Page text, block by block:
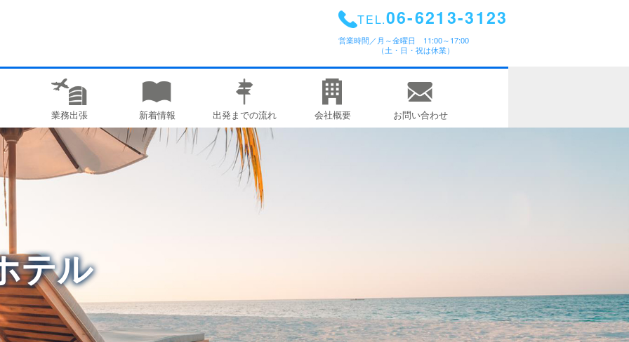
TEL.06-6213-3123
営業時間／ 月～金曜日 11:00～17:00
（土・日・祝は休業）
業務出張 新着情報 出発までの流れ 会社概要 お問い合わせ
テル